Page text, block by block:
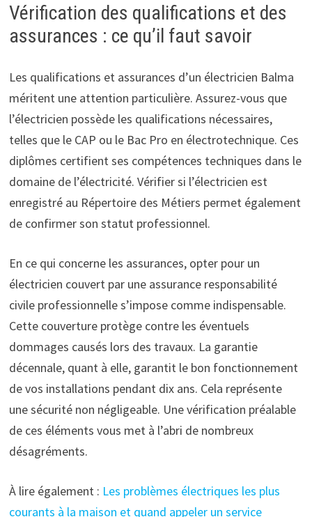
Vérification des qualifications et des
assurances : ce qu’il faut savoir
Les qualifications et assurances d’un électricien Balma
méritent une attention particulière. Assurez-vous que
l’électricien possède les qualifications nécessaires,
telles que le CAP ou le Bac Pro en électrotechnique. Ces
diplômes certifient ses compétences techniques dans le
domaine de l’électricité. Vérifier si l’électricien est
enregistré au Répertoire des Métiers permet également
de confirmer son statut professionnel.
En ce qui concerne les assurances, opter pour un
électricien couvert par une assurance responsabilité
civile professionnelle s’impose comme indispensable.
Cette couverture protège contre les éventuels
dommages causés lors des travaux. La garantie
décennale, quant à elle, garantit le bon fonctionnement
de vos installations pendant dix ans. Cela représente
une sécurité non négligeable. Une vérification préalable
de ces éléments vous met à l’abri de nombreux
désagréments.
À lire également : Les problèmes électriques les plus
courants à la maison et quand appeler un service